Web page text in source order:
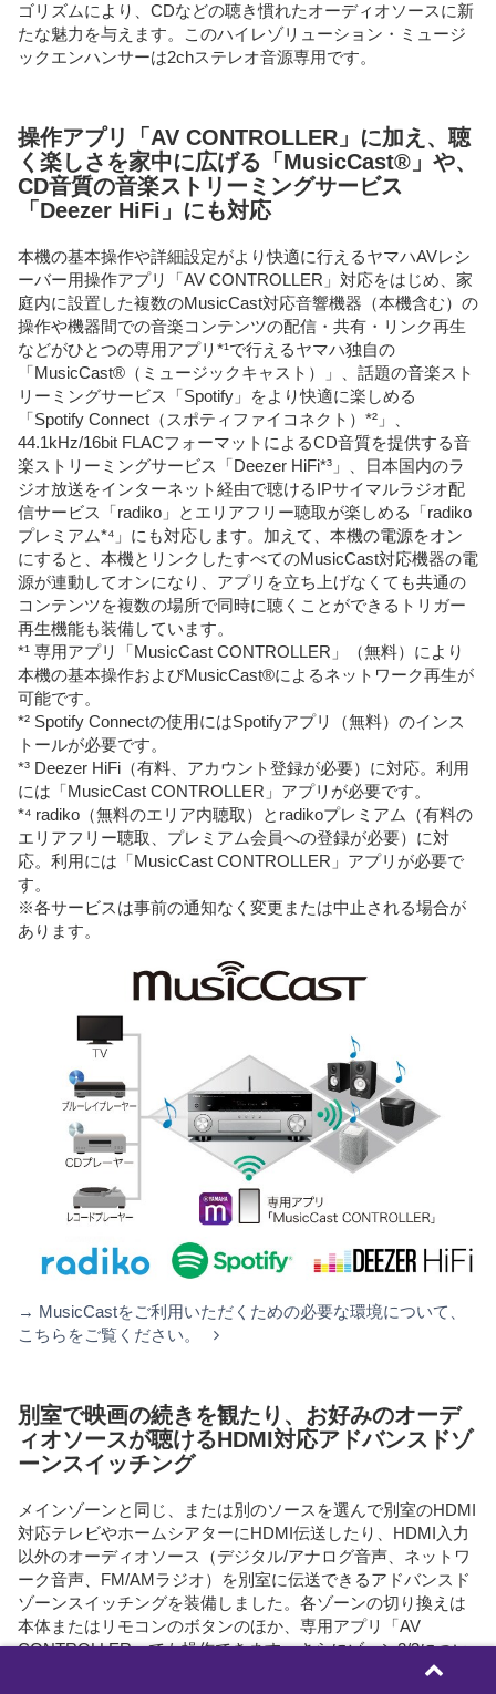
ゴリズムにより、CDなどの聴き慣れたオーディオソースに新
たな魅力を与えます。このハイレゾリューション・ミュージ
ックエンハンサーは2chステレオ音源専用です。
操作アプリ「AV CONTROLLER」に加え、聴
く楽しさを家中に広げる「MusicCast®」や、
CD音質の音楽ストリーミングサービス
「Deezer HiFi」にも対応
本機の基本操作や詳細設定がより快適に行えるヤマハAVレシ
ーバー用操作アプリ「AV CONTROLLER」対応をはじめ、家
庭内に設置した複数のMusicCast対応音響機器（本機含む）の
操作や機器間での音楽コンテンツの配信・共有・リンク再生
などがひとつの専用アプリ*¹で行えるヤマハ独自の
「MusicCast®（ミュージックキャスト）」、話題の音楽スト
リーミングサービス「Spotify」をより快適に楽しめる
「Spotify Connect（スポティファイコネクト）*²」、
44.1kHz/16bit FLACフォーマットによるCD音質を提供する音
楽ストリーミングサービス「Deezer HiFi*³」、日本国内のラ
ジオ放送をインターネット経由で聴けるIPサイマルラジオ配
信サービス「radiko」とエリアフリー聴取が楽しめる「radiko
プレミアム*⁴」にも対応します。加えて、本機の電源をオン
にすると、本機とリンクしたすべてのMusicCast対応機器の電
源が連動してオンになり、アプリを立ち上げなくても共通の
コンテンツを複数の場所で同時に聴くことができるトリガー
再生機能も装備しています。
*¹ 専用アプリ「MusicCast CONTROLLER」（無料）により
本機の基本操作およびMusicCast®によるネットワーク再生が
可能です。
*² Spotify Connectの使用にはSpotifyアプリ（無料）のインス
トールが必要です。
*³ Deezer HiFi（有料、アカウント登録が必要）に対応。利用
には「MusicCast CONTROLLER」アプリが必要です。
*⁴ radiko（無料のエリア内聴取）とradikoプレミアム（有料の
エリアフリー聴取、プレミアム会員への登録が必要）に対
応。利用には「MusicCast CONTROLLER」アプリが必要で
す。
※各サービスは事前の通知なく変更または中止される場合が
あります。
→ MusicCastをご利用いただくための必要な環境について、
こちらをご覧ください。
別室で映画の続きを観たり、お好みのオーデ
ィオソースが聴けるHDMI対応アドバンスドゾ
ーンスイッチング
メインゾーンと同じ、または別のソースを選んで別室のHDMI
対応テレビやホームシアターにHDMI伝送したり、HDMI入力
以外のオーディオソース（デジタル/アナログ音声、ネットワ
ーク音声、FM/AMラジオ）を別室に伝送できるアドバンスド
ゾーンスイッチングを装備しました。各ゾーンの切り換えは
本体またはリモコンのボタンのほか、専用アプリ「AV
CONTROLLER」でも操作できます。さらにゾーン2/3につい
ては、メインゾーンで聴いているソースと同じものを常に再